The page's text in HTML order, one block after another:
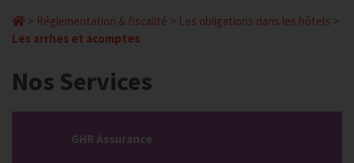
> Réglementation & fiscalité > Les obligations dans les hôtels >
Les arrhes et acomptes
Nos Services
GHR Assurance